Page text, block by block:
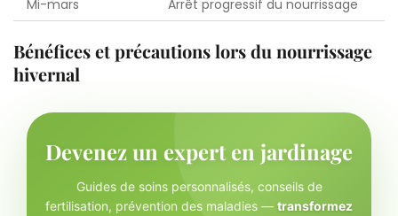
Mi-mars Arrêt progressif du nourrissage
Bénéfices et précautions lors du nourrissage
hivernal
Devenez un expert en jardinage
Guides de soins personnalisés, conseils de
fertilisation, prévention des maladies — transformez